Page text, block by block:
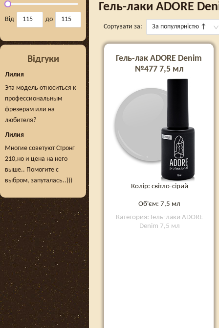
Від до
Відгуки
Лилия
Эта модель относиться к
профессиональным
фрезерам или на
любителя?
Лилия
Многие советуют Стронг
210,но и цена на него
выше.. Помогите с
выбром, запуталась..)))
Гель-лаки ADORE
Сортувати за: За популярністю ↑
Гель-лак ADORE Denim
№477 7,5 мл
Колір: світло-сірий
Об'єм: 7,5 мл
Категория: Гель-лаки ADORE
Denim 7,5 мл